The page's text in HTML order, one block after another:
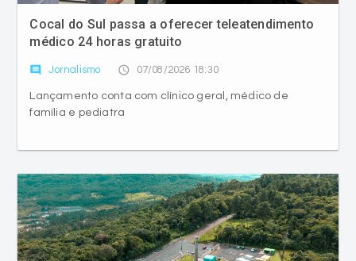
Cocal do Sul passa a oferecer teleatendimento
médico 24 horas gratuito
comment Jornalismo access_time 07/08/2026 18:30
Lançamento conta com clínico geral, médico de
família e pediatra